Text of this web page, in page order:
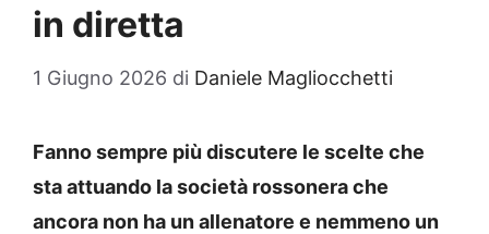
in diretta
1 Giugno 2026 di Daniele Magliocchetti
Fanno sempre più discutere le scelte che
sta attuando la società rossonera che
ancora non ha un allenatore e nemmeno un